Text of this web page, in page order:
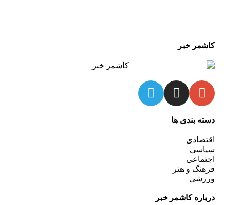
کاشمر خبر
دسته بندی ها
اقتصادی
سیاسی
اجتماعی
فرهنگ و هنر
ورزشی
درباره کاشمر خبر